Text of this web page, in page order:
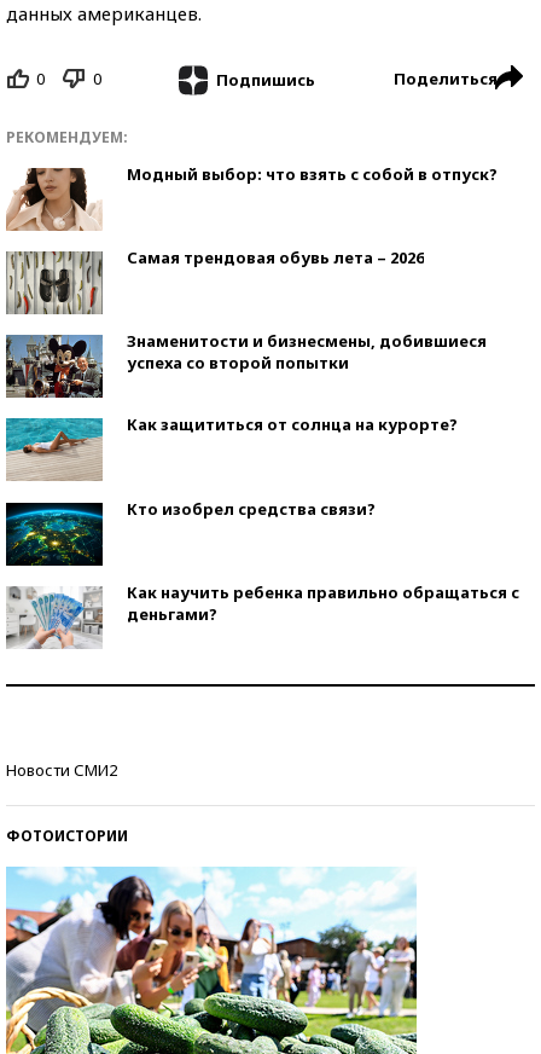
данных американцев.
0 0 Подпишись Поделиться
РЕКОМЕНДУЕМ:
Модный выбор: что взять с собой в отпуск?
Самая трендовая обувь лета – 2026
Знаменитости и бизнесмены, добившиеся
успеха со второй попытки
Как защититься от солнца на курорте?
Кто изобрел средства связи?
Как научить ребенка правильно обращаться с
деньгами?
Новости СМИ2
ФОТОИСТОРИИ